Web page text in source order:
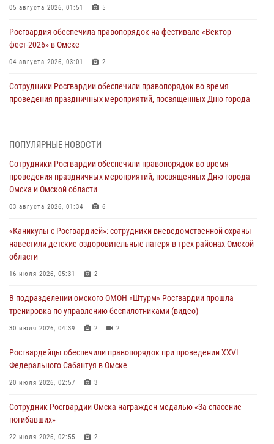
05 августа 2026, 01:51 5
Росгвардия обеспечила правопорядок на фестивале «Вектор
фест-2026» в Омске
04 августа 2026, 03:01 2
Сотрудники Росгвардии обеспечили правопорядок во время
проведения праздничных мероприятий, посвященных Дню города
Омской области
31 июля 2026, 09:22
В подразделении омского ОМОН «Штурм» Росгвардии прошла
30 июля 2026, 04:39
Росгвардия обеспечила безопасность уникального передвижного
музея «Поезд Победы» в Омске
Росгвардейцы приняли участие в крестном ходе в День крещения
Руси в Омске
ПОПУЛЯРНЫЕ НОВОСТИ
Сотрудники Росгвардии обеспечили правопорядок во время
проведения праздничных мероприятий, посвященных Дню города
Омска и Омской области
03 августа 2026, 01:34 6
«Каникулы с Росгвардией»: сотрудники вневедомственной охраны
навестили детские оздоровительные лагеря в трех районах Омской
области
16 июля 2026, 05:31 2
В подразделении омского ОМОН «Штурм» Росгвардии прошла
тренировка по управлению беспилотниками (видео)
30 июля 2026, 04:39 2 2
Росгвардейцы обеcпечили правопорядок при проведении XXVI
Федерального Сабантуя в Омске
20 июля 2026, 02:57 3
Сотрудник Росгвардии Омска награжден медалью «За спасение
погибавших»
22 июля 2026, 02:55 2